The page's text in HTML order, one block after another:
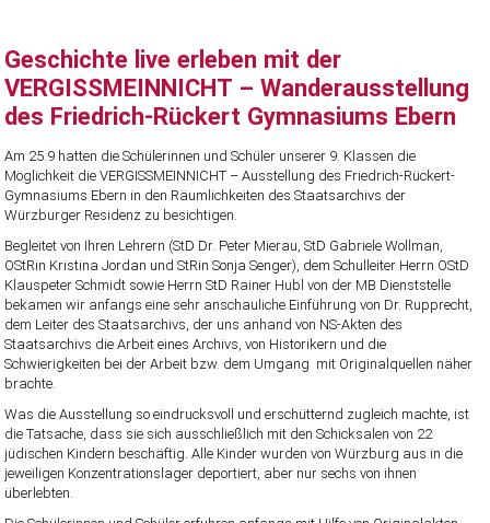
Geschichte live erleben mit der
VERGISSMEINNICHT – Wanderausstellung
des Friedrich-Rückert Gymnasiums Ebern
Am 25.9 hatten die Schülerinnen und Schüler unserer 9. Klassen die
Möglichkeit die VERGISSMEINNICHT – Ausstellung des Friedrich-Rückert-
Gymnasiums Ebern in den Räumlichkeiten des Staatsarchivs der
Würzburger Residenz zu besichtigen.
Begleitet von Ihren Lehrern (StD Dr. Peter Mierau, StD Gabriele Wollman,
OStRin Kristina Jordan und StRin Sonja Senger), dem Schulleiter Herrn OStD
Klauspeter Schmidt sowie Herrn StD Rainer Hubl von der MB Dienststelle
bekamen wir anfangs eine sehr anschauliche Einführung von Dr. Rupprecht,
dem Leiter des Staatsarchivs, der uns anhand von NS-Akten des
Staatsarchivs die Arbeit eines Archivs, von Historikern und die
Schwierigkeiten bei der Arbeit bzw. dem Umgang mit Originalquellen näher
brachte.
Was die Ausstellung so eindrucksvoll und erschütternd zugleich machte, ist
die Tatsache, dass sie sich ausschließlich mit den Schicksalen von 22
jüdischen Kindern beschäftig. Alle Kinder wurden von Würzburg aus in die
jeweiligen Konzentrationslager deportiert, aber nur sechs von ihnen
überlebten.